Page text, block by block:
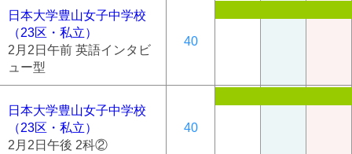
日本大学豊山女子中学校
（23区・私立）
2月2日午前 英語インタビ
ュー型
40
日本大学豊山女子中学校
（23区・私立）
2月2日午後 2科②
40